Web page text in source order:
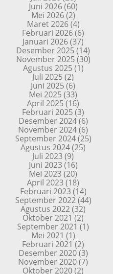
Juni 2026(60)
Mei 2026(2)
Maret 2026(4)
Februari 2026(6)
Januari 2026(37)
Desember 2025(14)
November 2025(30)
Agustus 2025(1)
Juli 2025(2)
Juni 2025(6)
Mei 2025(33)
April 2025(16)
Februari 2025(3)
Desember 2024(6)
November 2024(6)
September 2024(25)
Agustus 2024(25)
Juli 2023 (9)
Juni 2023 (16)
Mei 2023 (20)
April 2023 (18)
Februari 2023 (14)
September 2022(44)
Agustus 2022(32)
Oktober 2021 (2)
September 2021 (1)
Mei 2021 (1)
Februari 2021 (2)
Desember 2020(3)
November 2020(7)
Oktober 2020(2)